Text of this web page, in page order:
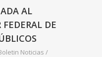
AL
DE
Noticias /